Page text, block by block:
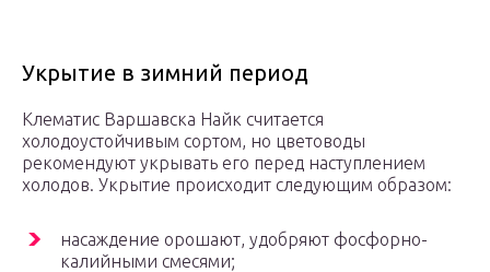
Укрытие в зимний период
Клематис Варшавска Найк считается
холодоустойчивым сортом, но цветоводы
рекомендуют укрывать его перед наступлением
холодов. Укрытие происходит следующим образом:
насаждение орошают, удобряют фосфорно-
калийными смесями;